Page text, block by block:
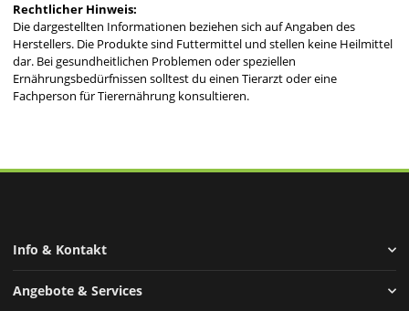
Rechtlicher Hinweis:
Die dargestellten Informationen beziehen sich auf Angaben des
Herstellers. Die Produkte sind Futtermittel und stellen keine Heilmittel
dar. Bei gesundheitlichen Problemen oder speziellen
Ernährungsbedürfnissen solltest du einen Tierarzt oder eine
Fachperson für Tierernährung konsultieren.
Info & Kontakt
Angebote & Services